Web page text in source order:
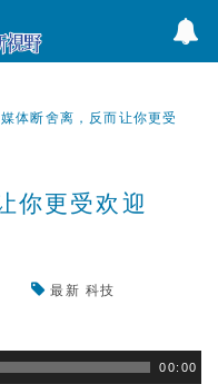
体断舍离，反而让你更受
你更受欢迎
最新 科技
00:00